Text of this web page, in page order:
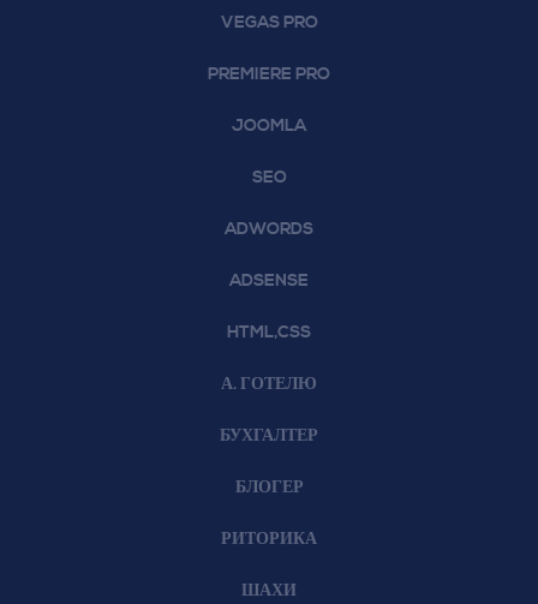
VEGAS PRO
PREMIERE PRO
JOOMLA
SEO
ADWORDS
ADSENSE
HTML,CSS
А. ГОТЕЛЮ
БУХГАЛТЕР
БЛОГЕР
РИТОРИКА
ШАХИ